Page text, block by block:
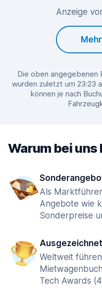
Anzeige
Die oben angegebenen
wurden zuletzt um 23:23
können je nach
Warum bei uns
Als
Angebote wie
Sonderpreise
Ausgezeichnet
Weltweit
Tech Awards